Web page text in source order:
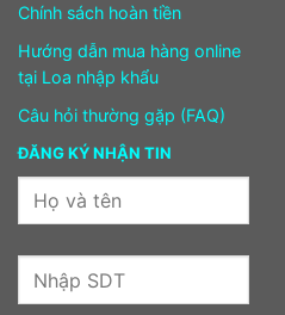
Chính sách hoàn tiền
Hướng dẫn mua hàng online
tại Loa nhập khẩu
Câu hỏi thường gặp (FAQ)
ĐĂNG KÝ NHẬN TIN